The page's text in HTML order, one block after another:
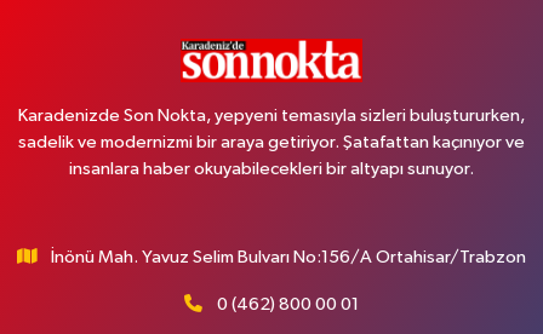
Karadenizde Son Nokta, yepyeni temasıyla sizleri buluştururken,
sadelik ve modernizmi bir araya getiriyor. Şatafattan kaçınıyor ve
insanlara haber okuyabilecekleri bir altyapı sunuyor.
İnönü Mah. Yavuz Selim Bulvarı No:156/A Ortahisar/Trabzon
0 (462) 800 00 01